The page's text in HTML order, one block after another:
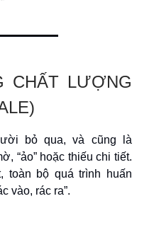
CHẤT LƯỢNG
bỏ qua, và cũng là
“ảo” hoặc thiếu chi tiết.
toàn bộ quá trình huấn
vào, rác ra”.